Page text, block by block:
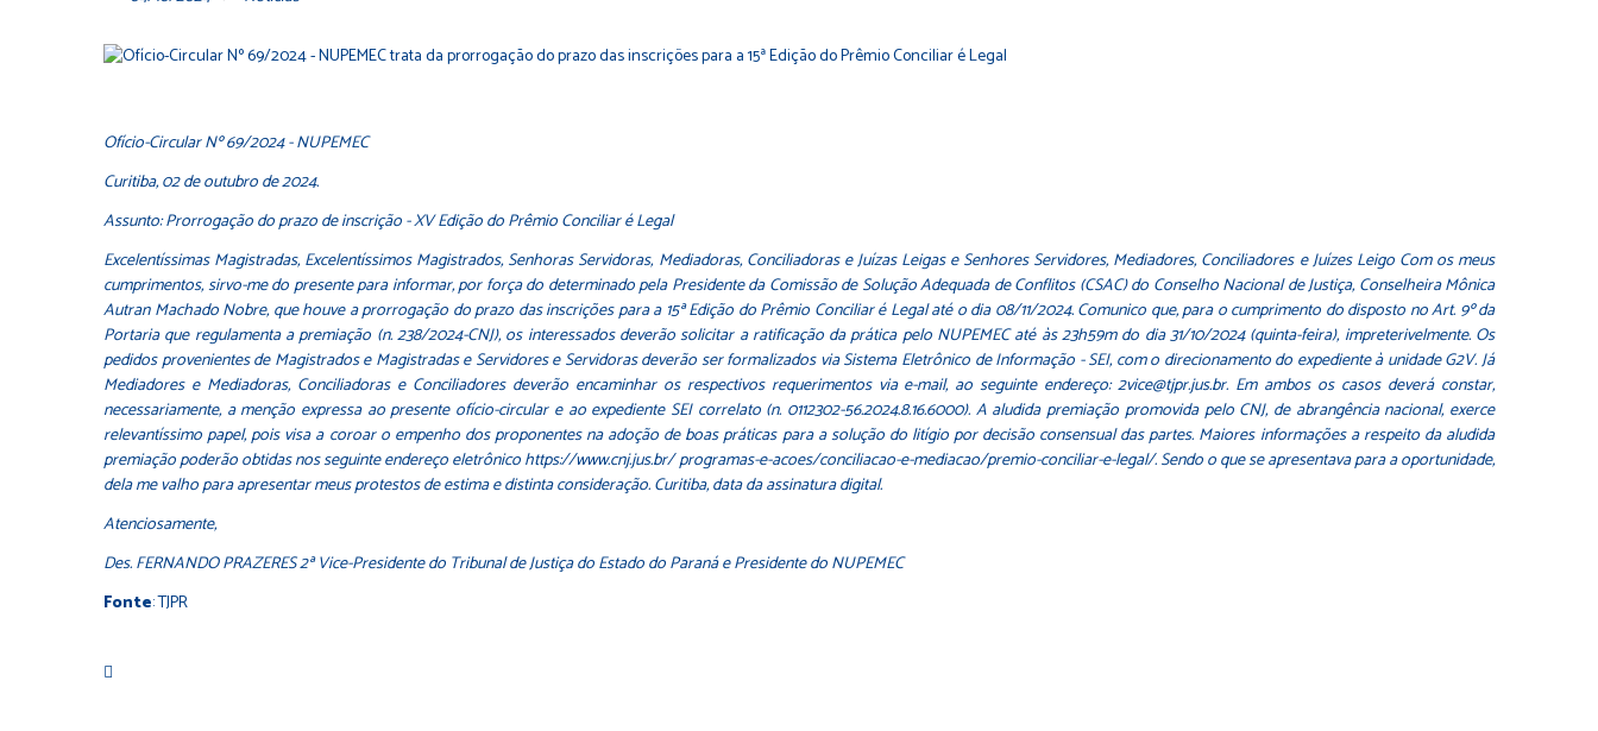
Ofício-Circular Nº 69/2024 - NUPEMEC
Curitiba, 02 de outubro de 2024.
Assunto: Prorrogação do prazo de inscrição - XV Edição do Prêmio Conciliar é Legal
Excelentíssimas Magistradas, Excelentíssimos Magistrados, Senhoras Servidoras, Mediadoras, Conciliadoras e Juízas Leigas e Senhores Servidores, Mediadores, Conciliadores e Juízes Leigo Com os meus
cumprimentos, sirvo-me do presente para informar, por força do determinado pela Presidente da Comissão de Solução Adequada de Conflitos (CSAC) do Conselho Nacional de Justiça, Conselheira Mônica
Autran Machado Nobre, que houve a prorrogação do prazo das inscrições para a 15ª Edição do Prêmio Conciliar é Legal até o dia 08/11/2024. Comunico que, para o cumprimento do disposto no Art. 9º da
Portaria que regulamenta a premiação (n. 238/2024-CNJ), os interessados deverão solicitar a ratificação da prática pelo NUPEMEC até às 23h59m do dia 31/10/2024 (quinta-feira), impreterivelmente. Os
pedidos provenientes de Magistrados e Magistradas e Servidores e Servidoras deverão ser formalizados via Sistema Eletrônico de Informação - SEI, com o direcionamento do expediente à unidade G2V. Já
Mediadores e Mediadoras, Conciliadoras e Conciliadores deverão encaminhar os respectivos requerimentos via e-mail, ao seguinte endereço: 2vice@tjpr.jus.br. Em ambos os casos deverá constar,
necessariamente, a menção expressa ao presente ofício-circular e ao expediente SEI correlato (n. 0112302-56.2024.8.16.6000). A aludida premiação promovida pelo CNJ, de abrangência nacional, exerce
relevantíssimo papel, pois visa a coroar o empenho dos proponentes na adoção de boas práticas para a solução do litígio por decisão consensual das partes. Maiores informações a respeito da aludida
premiação poderão obtidas nos seguinte endereço eletrônico https://www.cnj.jus.br/ programas-e-acoes/conciliacao-e-mediacao/premio-conciliar-e-legal/. Sendo o que se apresentava para a oportunidade,
dela me valho para apresentar meus protestos de estima e distinta consideração. Curitiba, data da assinatura digital.
Atenciosamente,
Des. FERNANDO PRAZERES 2ª Vice-Presidente do Tribunal de Justiça do Estado do Paraná e Presidente do NUPEMEC
Fonte: TJPR